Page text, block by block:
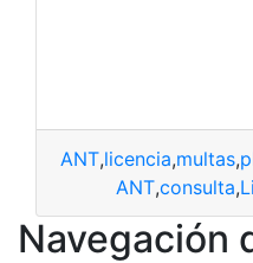
ANT,licencia,multas,
ANT,consulta,
Navegación